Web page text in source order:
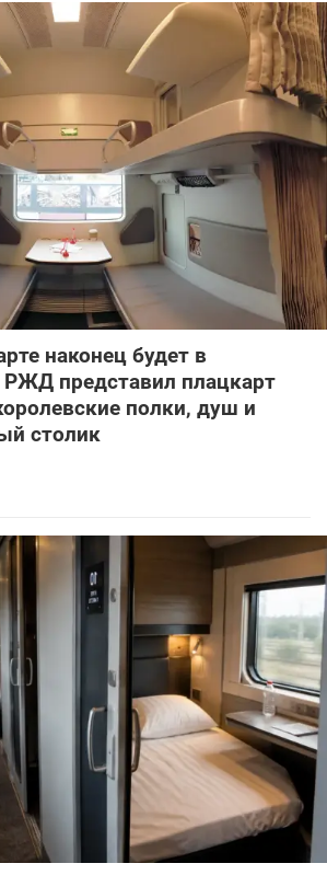
наконец будет в
РЖД представил плацкарт
полки, душ и
столик